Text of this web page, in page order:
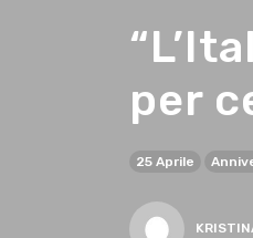
per
25 Aprile